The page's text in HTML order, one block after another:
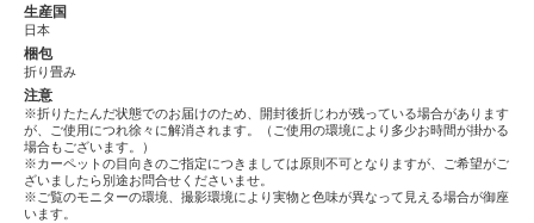
生産国
日本
梱包
折り畳み
注意
※折りたたんだ状態でのお届けのため、開封後折じわが残っている場合があります
が、ご使用につれ徐々に解消されます。（ご使用の環境により多少お時間が掛かる
場合もございます。）
※カーペットの目向きのご指定につきましては原則不可となりますが、ご希望がご
ざいましたら別途お問合せくださいませ。
※ご覧のモニターの環境、撮影環境により実物と色味が異なって見える場合が御座
います。